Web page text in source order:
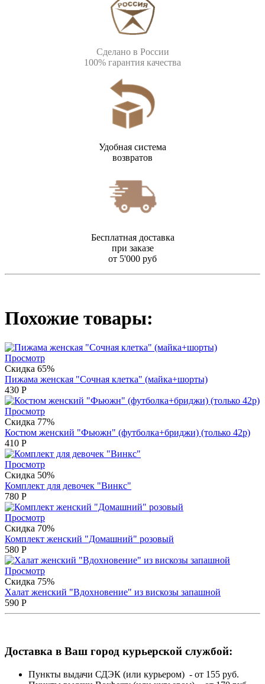
Сделано в России
100% гарантия качества
Удобная система
возвратов
Бесплатная доставка
при заказе
от 5'000 руб
Похожие товары:
Просмотр
Скидка 65%
Пижама женская "Сочная клетка" (майка+шорты)
430 Р
Просмотр
Скидка 77%
Костюм женский "Фьюжн" (футболка+бриджи) (только 42р)
410 Р
Просмотр
Скидка 50%
Комплект для девочек "Винкс"
780 Р
Просмотр
Скидка 70%
Комплект женский "Домашний" розовый
580 Р
Просмотр
Скидка 75%
Халат женский "Вдохновение" из вискозы запашной
590 Р
Доставка в Ваш город курьерской службой:
Пункты выдачи СДЭК (или курьером) - от 155 руб.